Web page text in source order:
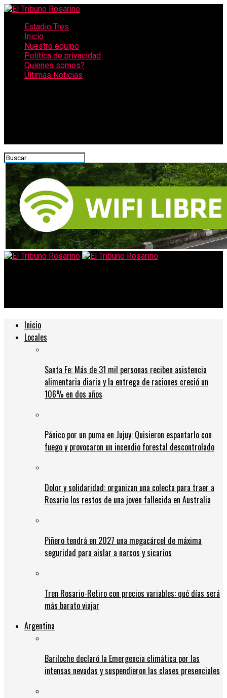
Estadio Tres
Inicio
Nuestro equipo
Política de privacidad
Quienes somos?
Últimas Noticias
Inicio
Locales
Santa Fe: Más de 31 mil personas reciben asistencia
alimentaria diaria y la entrega de raciones creció un
106% en dos años
Pánico por un puma en Jujuy: Quisieron espantarlo con
fuego y provocaron un incendio forestal descontrolado
Dolor y solidaridad: organizan una colecta para traer a
Rosario los restos de una joven fallecida en Australia
Piñero tendrá en 2027 una megacárcel de máxima
seguridad para aislar a narcos y sicarios
Tren Rosario-Retiro con precios variables: qué días será
más barato viajar
Argentina
Bariloche declaró la Emergencia climática por las
intensas nevadas y suspendieron las clases presenciales